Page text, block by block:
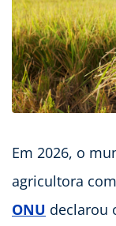
Em 2026, o
agricultora
ONU declarou